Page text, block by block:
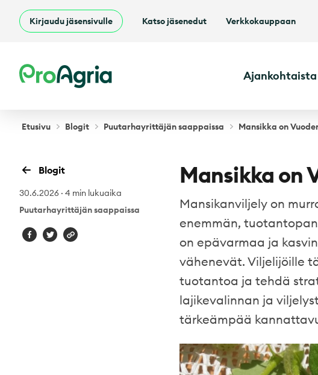
Kirjaudu jäsensivulle Katso jäsenedut Verkkokauppaan
ProAgria Ajankohtaista
Etusivu Blogit Puutarhayrittäjän saappaissa Mansikka on
Blogit
30.6.2026 · 4 min lukuaika
Puutarhayrittäjän saappaissa
Mansikka on
Mansikanviljely on
enemmän,
on epävarmaa ja
vähenevät. Viljelijöille
tuotantoa ja tehdä
lajikevalinnan ja
tärkeämpää